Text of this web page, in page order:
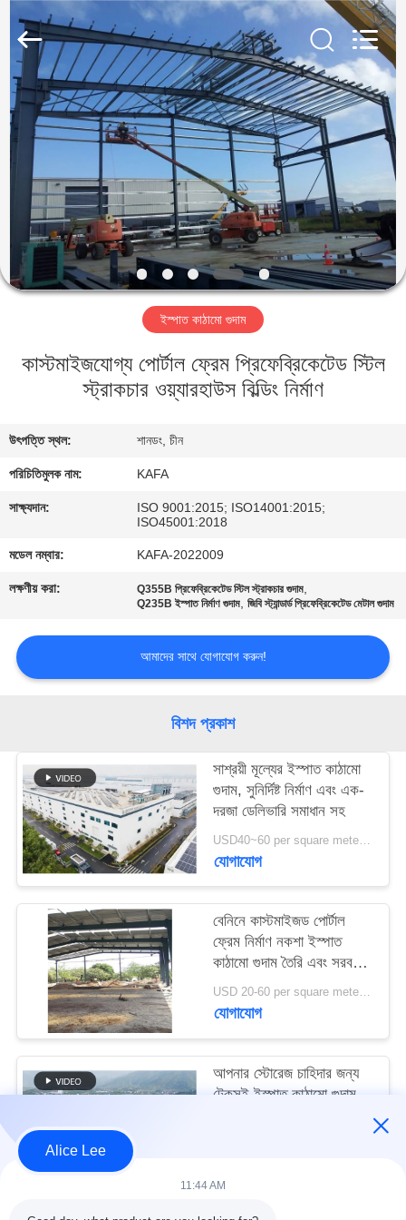
বাড়ি
পণ্য
ভিডিও
ভিআর
শো
আমাদের
কারখানা
পরিদর্শন
নিয়ন্ত্রণ
সাথে
যোগাযোগ
খবর
মামলা
সাইট
গোপনীয়তা
Qingdao
Fabrication
Reserved.
ইস্পাত কাঠামো গুদাম
কাস্টমাইজযোগ্য পোর্টাল ফ্রেম প্রিফেব্রিকেটেড স্টিল
স্ট্রাকচার ওয়্যারহাউস বিল্ডিং নির্মাণ
উৎপত্তি স্থল: শানডং, চীন
পরিচিতিমুলক নাম: KAFA
সাক্ষ্যদান:
ISO 9001:2015; ISO14001:2015;
ISO45001:2018
মডেল নম্বার: KAFA-2022009
লক্ষণীয় করা: Q355B প্রিফেব্রিকেটেড স্টিল স্ট্রাকচার গুদাম,
Q235B ইস্পাত নির্মাণ গুদাম,জিবি স্ট্যান্ডার্ড প্রিফেব্রিকেটেড মেটাল গুদাম
আমাদের সাথে যোগাযোগ করুন!
বিশদ প্রকাশ
সাশ্রয়ী মূল্যের ইস্পাত কাঠামো
গুদাম, সুনির্দিষ্ট নির্মাণ এবং এক-
দরজা ডেলিভারি সমাধান সহ
USD40~60 per square meter MOQ:1000 sqm
যোগাযোগ
বেনিনে কাস্টমাইজড পোর্টাল
ফ্রেম নির্মাণ নকশা ইস্পাত
কাঠামো গুদাম তৈরি এবং সরবরাহ
করুন
USD 20-60 per square meter MOQ:1000 বর্গ মিটার
যোগাযোগ
আপনার স্টোরেজ চাহিদার জন্য
টেকসই ইস্পাত কাঠামো গুদাম
Alice Lee
11:44 AM